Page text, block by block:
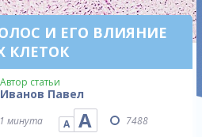
И ЕГО ВЛИЯНИЕ
КЛЕТОК
Автор статьи
Иванов Павел
минута А А 7488